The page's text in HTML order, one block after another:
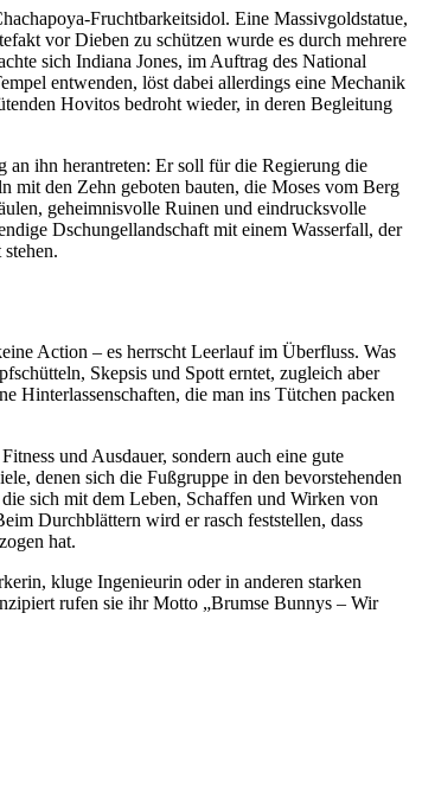
Fruchtbarkeitsidol. Eine Massivgoldstatue,
vor Dieben zu schützen wurde es durch mehrere
sich Indiana Jones, im Auftrag des National
entwenden, löst dabei allerdings eine Mechanik
Hovitos bedroht wieder, in deren Begleitung
an ihn herantreten: Er soll für die Regierung die
mit den Zehn geboten bauten, die Moses vom Berg
geheimnisvolle Ruinen und eindrucksvolle
Dschungellandschaft mit einem Wasserfall, der
Action – es herrscht Leerlauf im Überfluss. Was
Skepsis und Spott erntet, zugleich aber
Hinterlassenschaften, die man ins Tütchen packen
und Ausdauer, sondern auch eine gute
denen sich die Fußgruppe in den bevorstehenden
sich mit dem Leben, Schaffen und Wirken von
Durchblättern wird er rasch feststellen, dass
hat.
kluge Ingenieurin oder in anderen starken
rufen sie ihr Motto „Brumse Bunnys – Wir